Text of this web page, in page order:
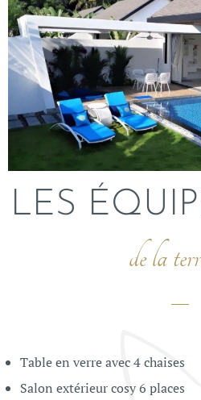
LES
de la
Table en verre avec 4 chaises
Salon extérieur cosy 6 places